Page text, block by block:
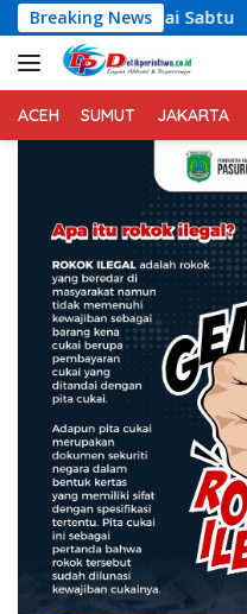
Langsung
ke
konten
Breaking News
Ketua Umum
ACEH SUMUT JAKARTA